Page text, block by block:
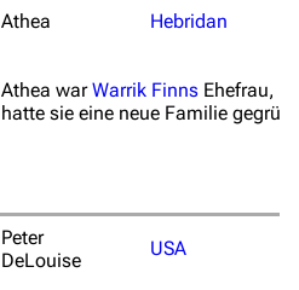
Athea Hebridan
Athea warWarrik Finns Ehefrau,
hatte sie eine neue Familie
Peter
DeLouise
USA